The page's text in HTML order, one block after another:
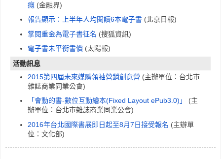
癮 (金融界)
報告顯示：上半年人均閱讀6本電子書 (北京日報)
掌閱重金為電子書征名 (搜狐資訊)
電子書未平衡書價 (太陽報)
活動訊息
2015第四屆未來媒體領袖營銷創意營 (主辦單位：台北市
雜誌商業同業公會)
「會動的書-數位互動繪本(Fixed Layout ePub3.0)」
(主
辦單位：台北市雜誌商業同業公會)
2016年台北國際書展即日起至8月7日接受報名 (主辦單
位：文化部)